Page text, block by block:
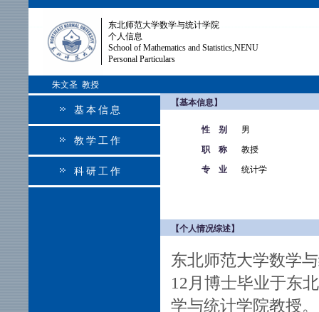
东北师范大学数学与统计学院
个人信息
School of Mathematics and Statistics,NENU
Personal Particulars
朱文圣 教授
基本信息
教学工作
科研工作
【基本信息】
性 别
男
职 称
教授
专 业
统计学
【个人情况综述】
东北师范大学数学
12月博士毕业于东
学与统计学院教授